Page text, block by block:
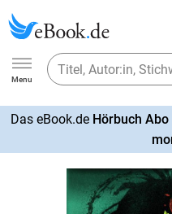
Ebook.de
Menu
Das eBook.de Hörbuch Abo